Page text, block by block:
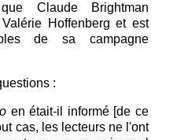
Claude Brightman
Hoffenberg et est
de sa campagne
:
en était-il informé [de ce
cas, les lecteurs ne l'ont